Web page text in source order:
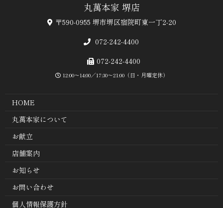
丸萬本家 堺店
〒590-0955 堺市堺区宿院町東一丁2-20
072-242-4400
072-242-4400
12:00～14:00／17:30～21:00（日・月曜定休）
HOME
丸萬本家について
お献立
店舗案内
お知らせ
お問い合わせ
個人情報保護方針